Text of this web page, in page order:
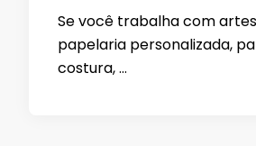
Se você trabalha com
papelaria personalizada,
costura, …